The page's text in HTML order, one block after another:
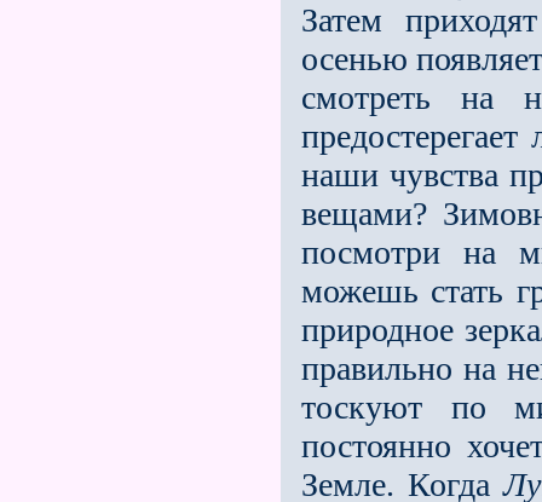
Затем
осенью
смотреть на
наши чувства
вещами?
посмотри на
можешь стать
природное
правильно на
тоскуют по
постоянно
Земле. Когда